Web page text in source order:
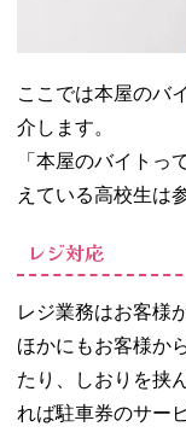
ここでは本屋のバ
介します。
「本屋のバイトっ
えている高校生は
レジ対応
レジ業務はお客様
ほかにもお客様か
たり、しおりを挟
れば駐車券のサー